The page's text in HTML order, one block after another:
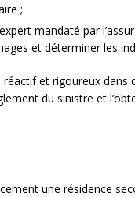
;
mandaté par
et déterminer les
réactif et rigoureux dans
du sinistre et
une résidence